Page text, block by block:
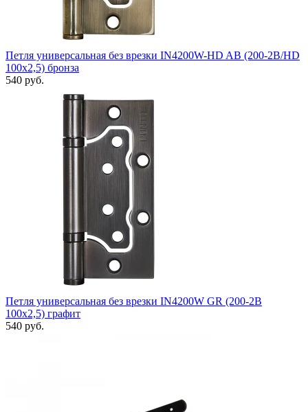
Петля универсальная без врезки IN4200W-HD AB (200-2B/HD
100x2,5) бронза
540 руб.
Петля универсальная без врезки IN4200W GR (200-2B
100x2,5) графит
540 руб.